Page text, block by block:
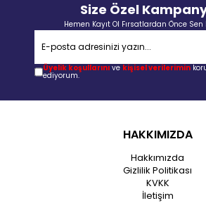
Size Özel
Hemen Kayıt Ol Fırsatlardan Önce
Üyelik koşullarını ve kişisel verilerimin
ediyorum.
HAKKIMIZDA
Hakkımızda
Gizlilik Politikası
KVKK
İletişim